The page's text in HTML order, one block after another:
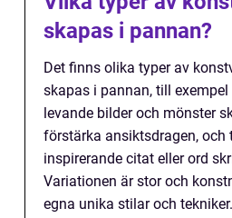
skapas i pannan?
Det finns olika typer av
skapas i pannan, till
levande bilder och mönster
förstärka ansiktsdragen, och
inspirerande citat eller ord
Variationen är stor och
egna unika stilar och tekniker.